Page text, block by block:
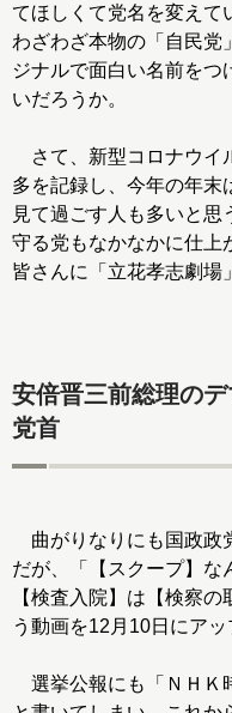
てほしくて党名を変えて
わざわざ本物の「自民党
ジナルで面白い名前をつ
いだろうか。
さて、新型コロナウイ
多を記録し、今年の年末
見て過ごす人も多いと思
守る党もなかなかに仕上
皆さんに「立花孝志劇場
安倍晋三前総理の
党首
曲がりなりにも国政政
だが、「【スクープ】な
【検査入院】は【検察
う動画を12月10日にアッ
選挙公報にも「ＮＨＫ